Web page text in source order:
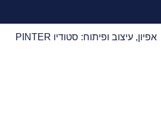
אפיון, עיצוב ופיתוח: סטודיו PINTER